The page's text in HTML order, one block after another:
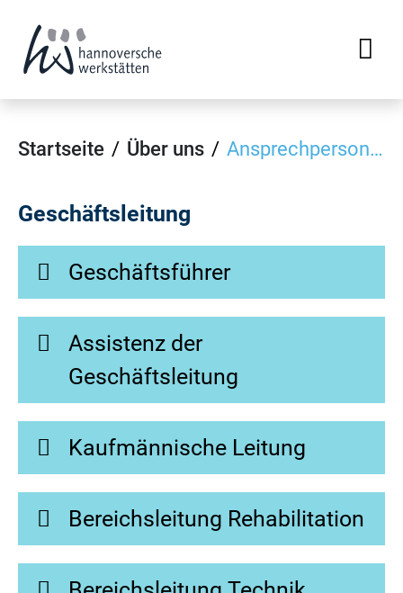
Startseite Über uns Ansprechpersonen
Geschäftsleitung
Geschäftsführer
Assistenz der
Geschäftsleitung
Kaufmännische Leitung
Bereichsleitung Rehabilitation